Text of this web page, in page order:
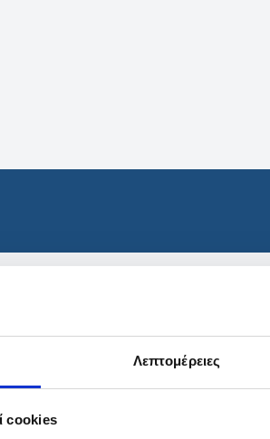
Λεπτομέρειες
cookies